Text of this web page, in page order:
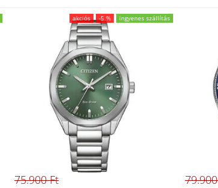
akciós -5 % ingyenes szállítás
75.900 Ft